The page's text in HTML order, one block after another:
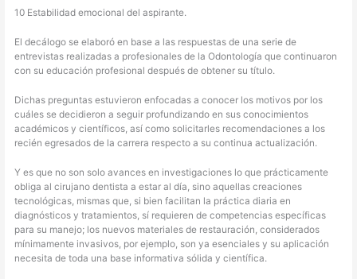
10 Estabilidad emocional del aspirante.
El decálogo se elaboró en base a las respuestas de una serie de
entrevistas realizadas a profesionales de la Odontología que continuaron
con su educación profesional después de obtener su título.
Dichas preguntas estuvieron enfocadas a conocer los motivos por los
cuáles se decidieron a seguir profundizando en sus conocimientos
académicos y científicos, así como solicitarles recomendaciones a los
recién egresados de la carrera respecto a su continua actualización.
Y es que no son solo avances en investigaciones lo que prácticamente
obliga al cirujano dentista a estar al día, sino aquellas creaciones
tecnológicas, mismas que, si bien facilitan la práctica diaria en
diagnósticos y tratamientos, sí requieren de competencias específicas
para su manejo; los nuevos materiales de restauración, considerados
mínimamente invasivos, por ejemplo, son ya esenciales y su aplicación
necesita de toda una base informativa sólida y científica.